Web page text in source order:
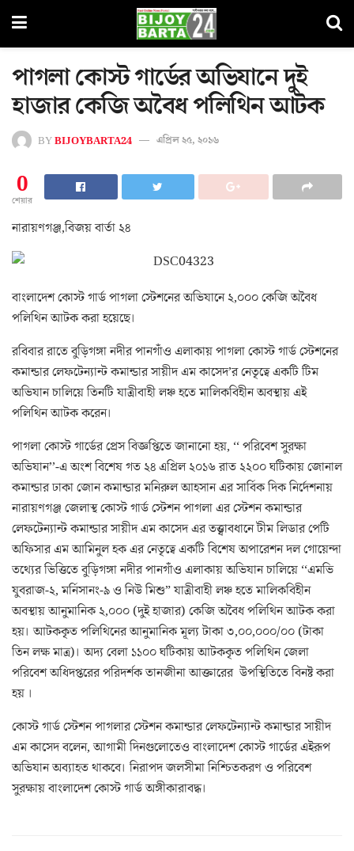
পাগলা কোস্ট গার্ডের অভিযানে দুই
হাজার কেজি অবৈধ পলিথিন আটক
BYBIJOYBARTA24 এপ্রিল ২৫, ২০১৬
0
শেয়ার
নারায়ণগঞ্জ,বিজয় বার্তা ২৪
বাংলাদেশ কোস্ট গার্ড পাগলা স্টেশনের অভিযানে ২,০০০ কেজি অবৈধ
পলিথিন আটক করা হয়েছে।
রবিবার রাতে বুড়িগঙ্গা নদীর পানগাঁও এলাকায় পাগলা কোস্ট গার্ড স্টেশনের
কমান্ডার লেফটেন্যান্ট কমান্ডার সায়ীদ এম কাসেদ’র নেতৃত্বে একটি টিম
অভিযান চালিয়ে তিনটি যাত্রীবাহী লঞ্চ হতে মালিকবিহীন অবস্থায় এই
পলিথিন আটক করেন।
পাগলা কোস্ট গার্ডের প্রেস বিজ্ঞপ্তিতে জানানো হয়, ‘‘ পরিবেশ সুরক্ষা
অভিযান’’-এ অংশ বিশেষ গত ২৪ এপ্রিল ২০১৬ রাত ২২০০ ঘটিকায় জোনাল
কমান্ডার ঢাকা জোন কমান্ডার মনিরুল আহসান এর সার্বিক দিক নির্দেশনায়
নারায়ণগঞ্জ জেলাস্থ কোস্ট গার্ড স্টেশন পাগলা এর স্টেশন কমান্ডার
লেফটেন্যান্ট কমান্ডার সায়ীদ এম কাসেদ এর তত্ত্বাবধানে টীম লিডার পেটি
অফিসার এম আমিনুল হক এর নেতৃত্বে একটি বিশেষ অপারেশন দল গোয়েন্দা
তথ্যের ভিত্তিতে বুড়িগঙ্গা নদীর পানগাঁও এলাকায় অভিযান চালিয়ে ‘‘এমভি
যুবরাজ-২, মর্নিসানং-৯ ও নিউ মিশু” যাত্রীবাহী লঞ্চ হতে মালিকবিহীন
অবস্থায় আনুমানিক ২,০০০ (দুই হাজার) কেজি অবৈধ পলিথিন আটক করা
হয়। আটককৃত পলিথিনের আনুমানিক মূল্য টাকা ৩,০০,০০০/০০ (টাকা
তিন লক্ষ মাত্র)। অদ্য বেলা ১১০০ ঘটিকায় আটককৃত পলিথিন জেলা
পরিবেশ অধিদপ্তরের পরিদর্শক তানজীনা আক্তারের উপস্থিতিতে বিনষ্ট করা
হয় ।
কোস্ট গার্ড স্টেশন পাগলার স্টেশন কমান্ডার লেফটেন্যান্ট কমান্ডার সায়ীদ
এম কাসেদ বলেন, আগামী দিনগুলোতেও বাংলাদেশ কোস্ট গার্ডের এইরূপ
অভিযান অব্যাহত থাকবে। নিরাপদ জলসীমা নিশ্চিতকরণ ও পরিবেশ
সুরক্ষায় বাংলাদেশ কোস্ট গার্ড অঙ্গীকারাবদ্ধ।